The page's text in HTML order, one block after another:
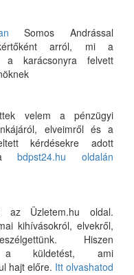
Somos Andrással
arról, mi a
a karácsonyra felvett
velem a pénzügyi
elveimről és a
kérdésekre adott
abdpst24.hu oldalán
az Üzletem.hu oldal.
kihívásokról, elvekről,
Hiszen
a küldetést, ami
hajt előre. Itt olvashatod